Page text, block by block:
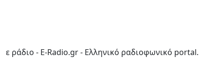
ε ράδιο - E-Radio.gr - Ελληνικό ραδιοφωνικό portal.